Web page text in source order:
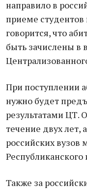
направило в
приеме студентов
говорится, что
быть зачислены в
При поступлении
нужно будет
результатами ЦТ.
течение двух лет,
российских вузов
Республиканского
Также за